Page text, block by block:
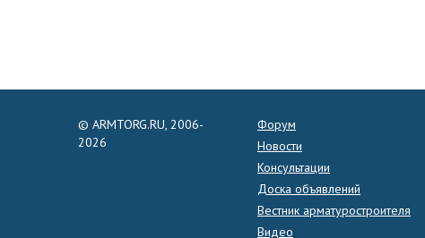
© ARMTORG.RU, 2006-
2026
Форум
Новости
Консультации
Доска объявлений
Вестник арматуростроителя
Видео